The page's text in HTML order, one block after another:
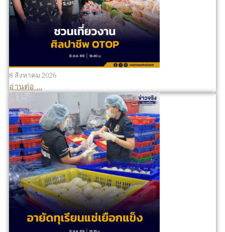
8 สิงหาคม 2026
อ่านต่อ ...